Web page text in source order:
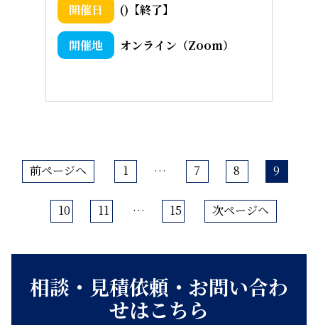
()【終了】
オンライン（Zoom）
前ページへ 1 … 7 8 9
10 11 … 15 次ページへ
相談・見積依頼・お問い合わ
せはこちら